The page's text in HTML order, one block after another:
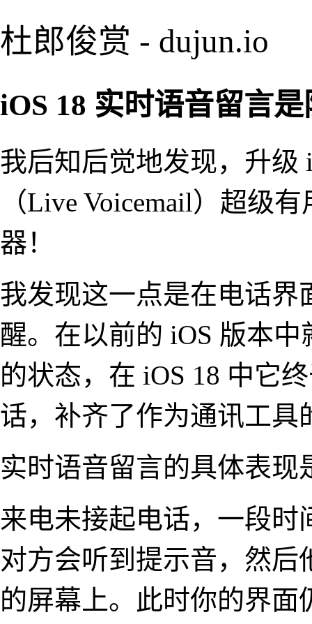
杜郎俊赏 - dujun.io
iOS 18 实时语音留言
我后知后觉地发现，升级
（Live Voicemail）超级
器！
我发现这一点是在电话界
醒。在以前的 iOS 版本
的状态，在 iOS 18 中它
话，补齐了作为通讯工具
实时语音留言的具体表现
来电未接起电话，一段
对方会听到提示音，然
的屏幕上。此时你的界